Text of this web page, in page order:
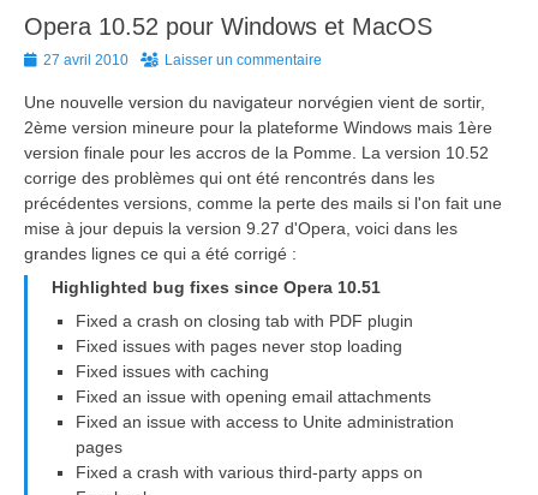
Opera 10.52 pour Windows et MacOS
Posted
27 avril 2010 Laisser un commentaire
Une nouvelle version du navigateur norvégien vient de sortir,
2ème version mineure pour la plateforme Windows mais 1ère
version finale pour les accros de la Pomme. La version 10.52
corrige des problèmes qui ont été rencontrés dans les
précédentes versions, comme la perte des mails si l'on fait une
mise à jour depuis la version 9.27 d'Opera, voici dans les
grandes lignes ce qui a été corrigé :
Highlighted bug fixes since Opera 10.51
Fixed a crash on closing tab with PDF plugin
Fixed issues with pages never stop loading
Fixed issues with caching
Fixed an issue with opening email attachments
Fixed an issue with access to Unite administration
pages
Fixed a crash with various third-party apps on